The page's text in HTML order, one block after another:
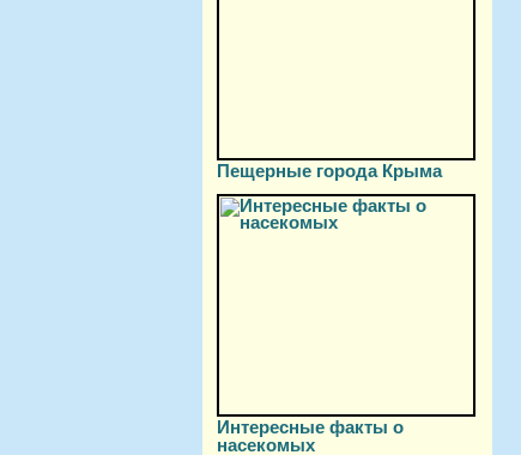
Пещерные города Крыма
Интересные факты о
насекомых